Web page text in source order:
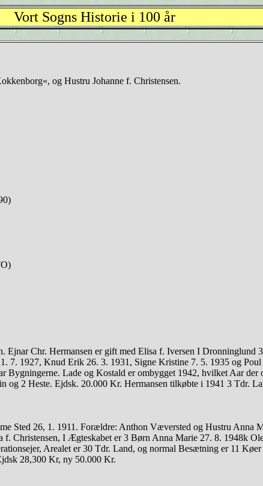
Vort Sogns Historie i 100 år
og Hustru Johanne f. Christensen.
Chr. Hermansen er gift med Elisa f. Iversen I Dronninglund
7. 1927, Knud Erik 26. 3. 1931, Signe Kristine 7. 5. 1935 og
Lade og Kostald er ombygget 1942, hvilket Aar
og 2 Heste. Ejdsk. 20.000 Kr. Hermansen tilkøbte i 1941 3 Tdr.
26, 1. 1911. Forældre: Anthon Væversted og Hustru Anna
Christensen, I Ægteskabet er 3 Børn Anna Marie 27. 8. 1948k
Arealet er 30 Tdr. Land, og normal Besætning er 11
28,300 Kr, ny 50.000 Kr.